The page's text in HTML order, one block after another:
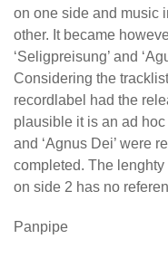
on one side and music
other. It became
‘Seligpreisung’ and
Considering the
recordlabel had the
plausible it is an ad hoc
and ‘Agnus Dei’ were
completed. The lenghty
on side 2 has no
Panpipe